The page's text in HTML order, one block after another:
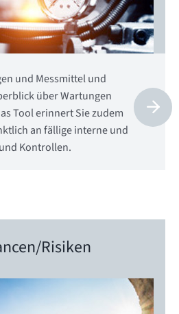
und Messmittel und
über Wartungen
Tool erinnert Sie zudem
an fällige interne und
Kontrollen.
Risiken